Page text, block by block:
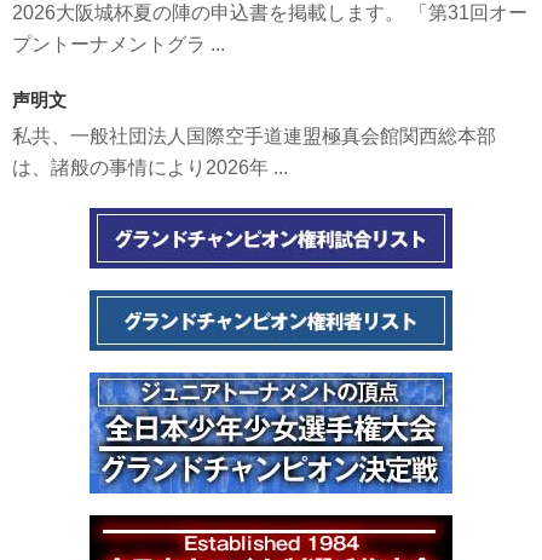
2026大阪城杯夏の陣の申込書を掲載します。 「第31回オー
プントーナメントグラ ...
声明文
私共、一般社団法人国際空手道連盟極真会館関西総本部
は、諸般の事情により2026年 ...